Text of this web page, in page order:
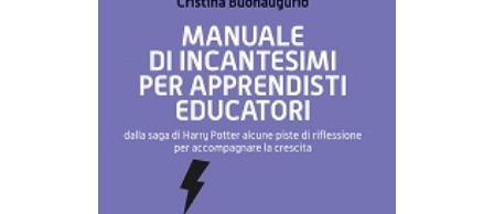
AGGIUNGI AL CARRELLO